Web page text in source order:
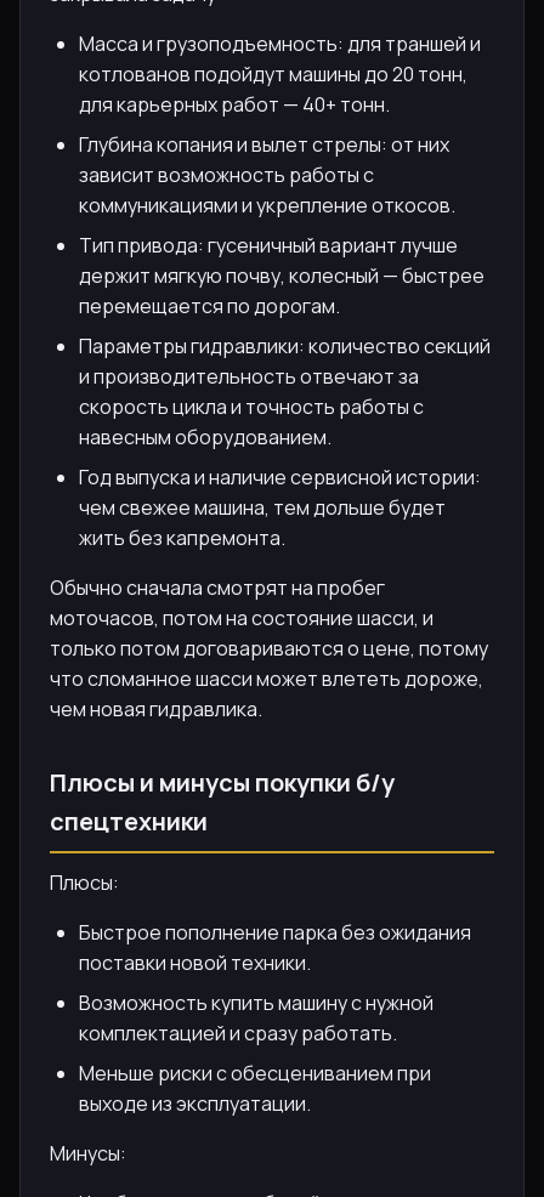
Масса и грузоподъемность: для траншей и
котлованов подойдут машины до 20 тонн,
для карьерных работ — 40+ тонн.
Глубина копания и вылет стрелы: от них
зависит возможность работы с
коммуникациями и укрепление откосов.
Тип привода: гусеничный вариант лучше
держит мягкую почву, колесный — быстрее
перемещается по дорогам.
Параметры гидравлики: количество секций
и производительность отвечают за
скорость цикла и точность работы с
навесным оборудованием.
Год выпуска и наличие сервисной истории:
чем свежее машина, тем дольше будет
жить без капремонта.
Обычно сначала смотрят на пробег
моточасов, потом на состояние шасси, и
только потом договариваются о цене, потому
что сломанное шасси может влететь дороже,
чем новая гидравлика.
Плюсы и минусы покупки б/у
спецтехники
Плюсы:
Быстрое пополнение парка без ожидания
поставки новой техники.
Возможность купить машину с нужной
комплектацией и сразу работать.
Меньше риски с обесцениванием при
выходе из эксплуатации.
Минусы: